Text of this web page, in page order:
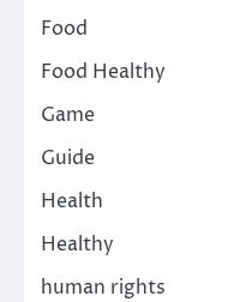
Food
Food Healthy
Game
Guide
Health
Healthy
human rights